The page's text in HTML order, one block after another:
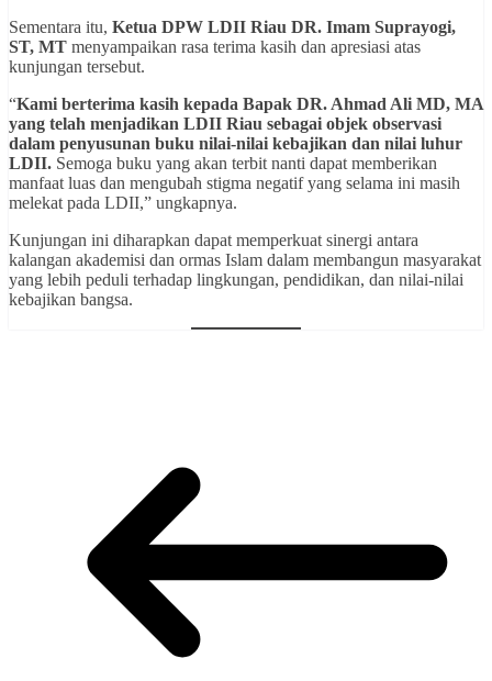
Sementara itu, Ketua DPW LDII Riau DR. Imam Suprayogi,
ST, MT menyampaikan rasa terima kasih dan apresiasi atas
kunjungan tersebut.
“Kami berterima kasih kepada Bapak DR. Ahmad Ali MD, MA
yang telah menjadikan LDII Riau sebagai objek observasi
dalam penyusunan buku nilai-nilai kebajikan dan nilai luhur
LDII. Semoga buku yang akan terbit nanti dapat memberikan
manfaat luas dan mengubah stigma negatif yang selama ini masih
melekat pada LDII,” ungkapnya.
Kunjungan ini diharapkan dapat memperkuat sinergi antara
kalangan akademisi dan ormas Islam dalam membangun masyarakat
yang lebih peduli terhadap lingkungan, pendidikan, dan nilai-nilai
kebajikan bangsa.